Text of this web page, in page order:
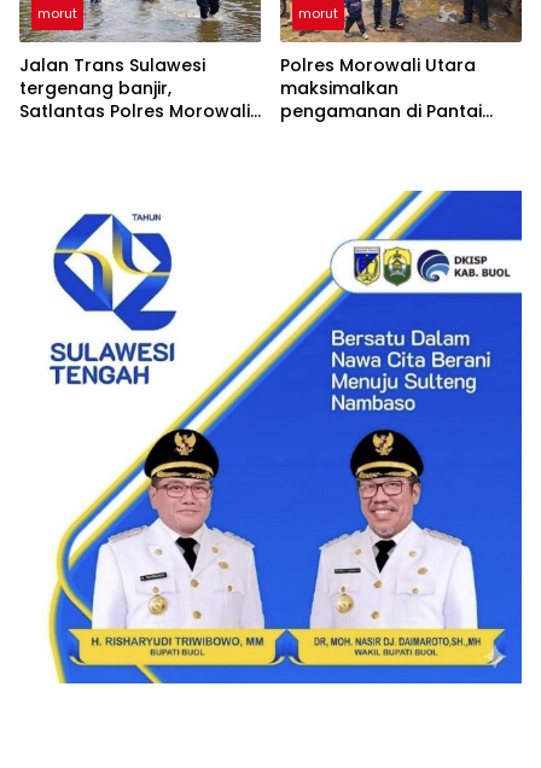
morut
Jalan Trans Sulawesi
tergenang banjir,
Satlantas Polres Morowali
morut
Polres Morowali Utara
maksimalkan
pengamanan di Pantai